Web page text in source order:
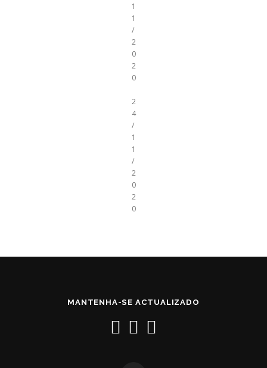
1
1
/
2
0
2
0
2
4
/
1
1
/
2
0
2
0
MANTENHA-SE ACTUALIZADO